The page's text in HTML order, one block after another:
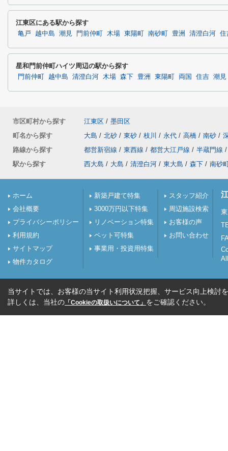
江東区にある駅から探す
亀戸 越中島 潮見 門前仲町 木場 東陽町 南砂町 豊洲 清澄白河 住
星和門前仲町ハイツ周辺の駅から探す
門前仲町 越中島 清澄白河 木場 森下 豊洲 東陽町 両国 住吉 潮見
市区町村から探す 江東区 / 墨田区
町名から探す
大島 / 北砂 / 東砂 / 枝川 / 永代 / 高橋 / 南砂 /
路線から探す
都営新宿線 / 東西線 / 都営大江戸線 / 半蔵門線 /
駅から探す
西大島 / 大島 / 清澄白河 / 東大島 / 森下 / 南砂
ホーム
会社概要
プライバシーポリシー
利用規約
サイトマップ
物件カタログ
新築戸建て特集
3000万円以下特集
リノベーション特集
ペット可特集
事業用・投資用特集
スタッフ紹介
周辺施設検索
お客様の声
お問い合わせ
当サイトでは、お客様の当サイト利用状況把握、サービス向上検討
詳しくは、当社の 「Cookieの取扱いについて」 をご確認ください。